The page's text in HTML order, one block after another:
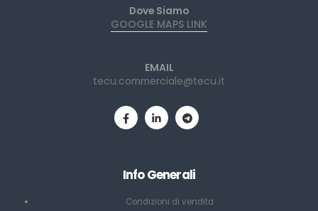
Dove Siamo
GOOGLE MAPS LINK
EMAIL
tecu.commerciale@tecu.it
Info Generali
Condizioni di vendita